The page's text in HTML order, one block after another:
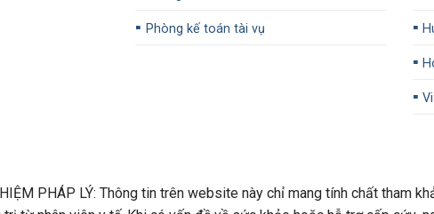
▪️ Phòng kế toán tài vụ ▪️
▪️
▪️
PHÁP LÝ: Thông tin trên website này chỉ mang tính chất tham